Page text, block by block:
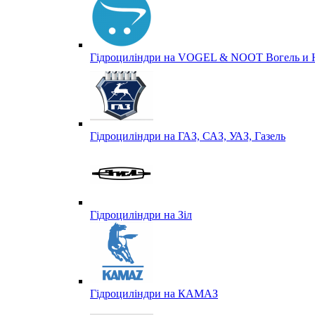
Гідроциліндри на VOGEL & NOOT Вогель и
Гідроциліндри на ГАЗ, САЗ, УАЗ, Газель
Гідроциліндри на Зіл
Гідроциліндри на КАМАЗ